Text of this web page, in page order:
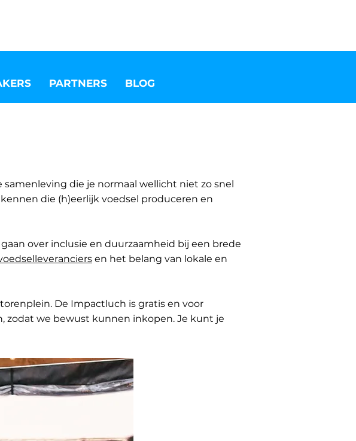
PARTNERS BLOG
die je normaal wellicht niet zo snel
die (h)eerlijk voedsel produceren en
over inclusie en duurzaamheid bij een brede
en het belang van lokale en
De Impactluch is gratis en voor
zodat we bewust kunnen inkopen. Je kunt je